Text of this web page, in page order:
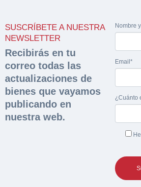
SUSCRÍBETE A NUESTRA
NEWSLETTER
Recibirás en tu
correo todas las
actualizaciones de
bienes que vayamos
publicando en
nuestra web.
Nombre
Email*
¿Cuánto
sobre la
Rellene este formulario y
enlace para descargar la
Nombre y Apellidos*
Hacer
Razón social*
Teléfono*
Nombre y Apellidos*
Sobre Merfinsa
Venta de bienes muebles
Vehículos